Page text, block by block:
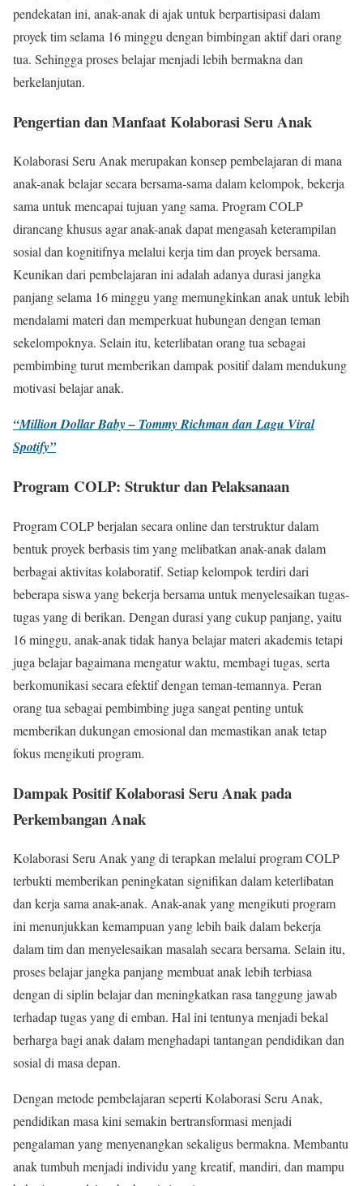
pendekatan ini, anak-anak di ajak untuk berpartisipasi dalam
proyek tim selama 16 minggu dengan bimbingan aktif dari orang
tua. Sehingga proses belajar menjadi lebih bermakna dan
berkelanjutan.
Pengertian dan Manfaat Kolaborasi Seru Anak
Kolaborasi Seru Anak merupakan konsep pembelajaran di mana
anak-anak belajar secara bersama-sama dalam kelompok, bekerja
sama untuk mencapai tujuan yang sama. Program COLP
dirancang khusus agar anak-anak dapat mengasah keterampilan
sosial dan kognitifnya melalui kerja tim dan proyek bersama.
Keunikan dari pembelajaran ini adalah adanya durasi jangka
panjang selama 16 minggu yang memungkinkan anak untuk lebih
mendalami materi dan memperkuat hubungan dengan teman
sekelompoknya. Selain itu, keterlibatan orang tua sebagai
pembimbing turut memberikan dampak positif dalam mendukung
motivasi belajar anak.
“Million Dollar Baby – Tommy Richman dan Lagu Viral
Spotify”
Program COLP: Struktur dan Pelaksanaan
Program COLP berjalan secara online dan terstruktur dalam
bentuk proyek berbasis tim yang melibatkan anak-anak dalam
berbagai aktivitas kolaboratif. Setiap kelompok terdiri dari
beberapa siswa yang bekerja bersama untuk menyelesaikan tugas-
tugas yang di berikan. Dengan durasi yang cukup panjang, yaitu
16 minggu, anak-anak tidak hanya belajar materi akademis tetapi
juga belajar bagaimana mengatur waktu, membagi tugas, serta
berkomunikasi secara efektif dengan teman-temannya. Peran
orang tua sebagai pembimbing juga sangat penting untuk
memberikan dukungan emosional dan memastikan anak tetap
fokus mengikuti program.
Dampak Positif Kolaborasi Seru Anak pada
Perkembangan Anak
Kolaborasi Seru Anak yang di terapkan melalui program COLP
terbukti memberikan peningkatan signifikan dalam keterlibatan
dan kerja sama anak-anak. Anak-anak yang mengikuti program
ini menunjukkan kemampuan yang lebih baik dalam bekerja
dalam tim dan menyelesaikan masalah secara bersama. Selain itu,
proses belajar jangka panjang membuat anak lebih terbiasa
dengan di siplin belajar dan meningkatkan rasa tanggung jawab
terhadap tugas yang di emban. Hal ini tentunya menjadi bekal
berharga bagi anak dalam menghadapi tantangan pendidikan dan
sosial di masa depan.
Dengan metode pembelajaran seperti Kolaborasi Seru Anak,
pendidikan masa kini semakin bertransformasi menjadi
pengalaman yang menyenangkan sekaligus bermakna. Membantu
anak tumbuh menjadi individu yang kreatif, mandiri, dan mampu